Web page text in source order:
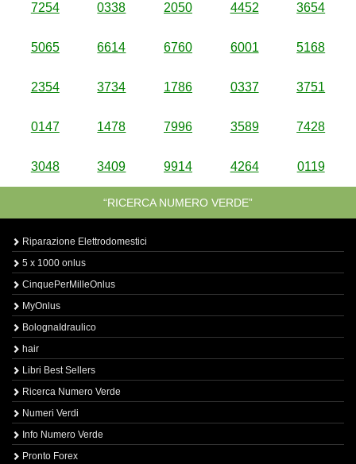
7254 0338 2050 4452 3654
5065 6614 6760 6001 5168
2354 3734 1786 0337 3751
0147 1478 7996 3589 7428
3048 3409 9914 4264 0119
“RICERCA NUMERO VERDE”
Riparazione Elettrodomestici
5 x 1000 onlus
CinquePerMilleOnlus
MyOnlus
BolognaIdraulico
hair
Libri Best Sellers
Ricerca Numero Verde
Numeri Verdi
Info Numero Verde
Pronto Forex